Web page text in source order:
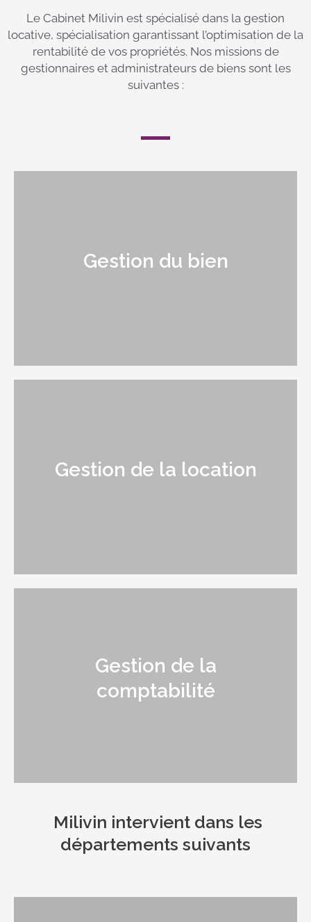
Le Cabinet Milivin est spécialisé dans la gestion
locative, spécialisation garantissant l’optimisation de la
rentabilité de vos propriétés. Nos missions de
gestionnaires et administrateurs de biens sont les
suivantes :
Gestion du bien
Gestion de la location
Gestion de la
comptabilité
Milivin intervient dans les
départements suivants